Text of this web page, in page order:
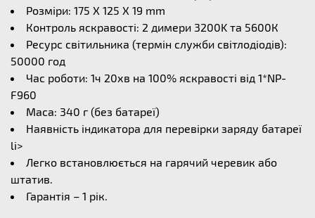
Розміри: 175 X 125 X 19 mm
Контроль яскравості: 2 димери 3200K та 5600К
Ресурс світильника (термін служби світлодіодів):
50000 год
Час роботи: 1ч 20хв на 100% яскравості від 1*NP-
F960
Маса: 340 г (без батареї)
Наявність індикатора для перевірки заряду батареї
li>
Легко встановлюється на гарячий черевик або
штатив.
Гарантія – 1 рік.